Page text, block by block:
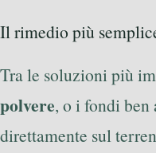
Il rimedio più
Tra le soluzioni più
polvere, o i fondi
direttamente sul